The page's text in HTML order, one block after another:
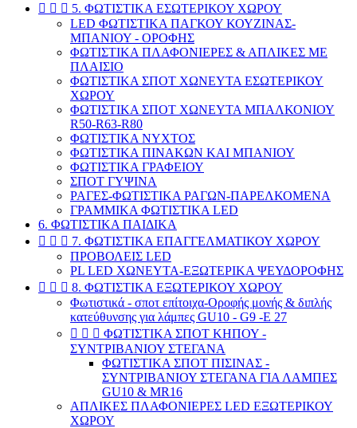
   5. ΦΩΤΙΣΤΙΚΑ ΕΣΩΤΕΡΙΚΟΥ ΧΩΡΟΥ
LED ΦΩΤΙΣΤΙΚΑ ΠΑΓΚΟΥ ΚΟΥΖΙΝΑΣ-
ΜΠΑΝΙΟΥ - ΟΡΟΦΗΣ
ΦΩΤΙΣΤΙΚΑ ΠΛΑΦΟΝΙΕΡΕΣ & ΑΠΛΙΚΕΣ ΜΕ
ΠΛΑΙΣΙΟ
ΦΩΤΙΣΤΙΚΑ ΣΠΟΤ ΧΩΝΕΥΤΑ ΕΣΩΤΕΡΙΚΟΥ
ΧΩΡΟΥ
ΦΩΤΙΣΤΙΚΑ ΣΠΟΤ ΧΩΝΕΥΤΑ ΜΠΑΛΚΟΝΙΟΥ
R50-R63-R80
ΦΩΤΙΣΤΙΚΑ ΝΥΧΤΟΣ
ΦΩΤΙΣΤΙΚΑ ΠΙΝΑΚΩΝ ΚΑΙ ΜΠΑΝΙΟΥ
ΦΩΤΙΣΤΙΚΑ ΓΡΑΦΕΙΟΥ
ΣΠΟΤ ΓΥΨΙΝΑ
ΡΑΓΕΣ-ΦΩΤΙΣΤΙΚΑ ΡΑΓΩΝ-ΠΑΡΕΛΚΟΜΕΝΑ
ΓΡΑΜΜΙΚΑ ΦΩΤΙΣΤΙΚΑ LED
6. ΦΩΤΙΣΤΙΚΑ ΠΑΙΔΙΚΑ
   7. ΦΩΤΙΣΤΙΚΑ ΕΠΑΓΓΕΛΜΑΤΙΚΟΥ ΧΩΡΟΥ
ΠΡΟΒΟΛΕΙΣ LED
PL LED ΧΩΝΕΥΤΑ-ΕΞΩΤΕΡΙΚΑ ΨΕΥΔΟΡΟΦΗΣ
   8. ΦΩΤΙΣΤΙΚΑ ΕΞΩΤΕΡΙΚΟΥ ΧΩΡΟΥ
Φωτιστικά - σποτ επίτοιχα-Οροφής μονής & διπλής
κατεύθυνσης για λάμπες GU10 - G9 -E 27
   ΦΩΤΙΣΤΙΚΑ ΣΠΟΤ ΚΗΠΟΥ -
ΣΥΝΤΡΙΒΑΝΙΟΥ ΣΤΕΓΑΝΑ
ΦΩΤΙΣΤΙΚΑ ΣΠΟΤ ΠΙΣΙΝΑΣ -
ΣΥΝΤΡΙΒΑΝΙΟΥ ΣΤΕΓΑΝΑ ΓΙΑ ΛΑΜΠΕΣ
GU10 & MR16
ΑΠΛΙΚΕΣ ΠΛΑΦΟΝΙΕΡΕΣ LED ΕΞΩΤΕΡΙΚΟΥ
ΧΩΡΟΥ